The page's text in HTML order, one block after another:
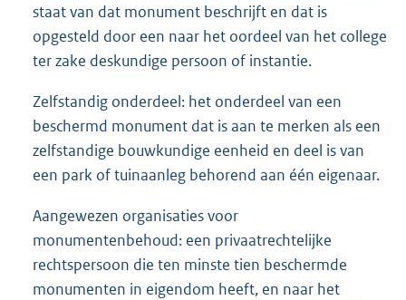
staat van dat monument beschrijft en dat is
opgesteld door een naar het oordeel van het college
ter zake deskundige persoon of instantie.
Zelfstandig onderdeel: het onderdeel van een
beschermd monument dat is aan te merken als een
zelfstandige bouwkundige eenheid en deel is van
een park of tuinaanleg behorend aan één eigenaar.
Aangewezen organisaties voor
monumentenbehoud: een privaatrechtelijke
rechtspersoon die ten minste tien beschermde
monumenten in eigendom heeft, en naar het